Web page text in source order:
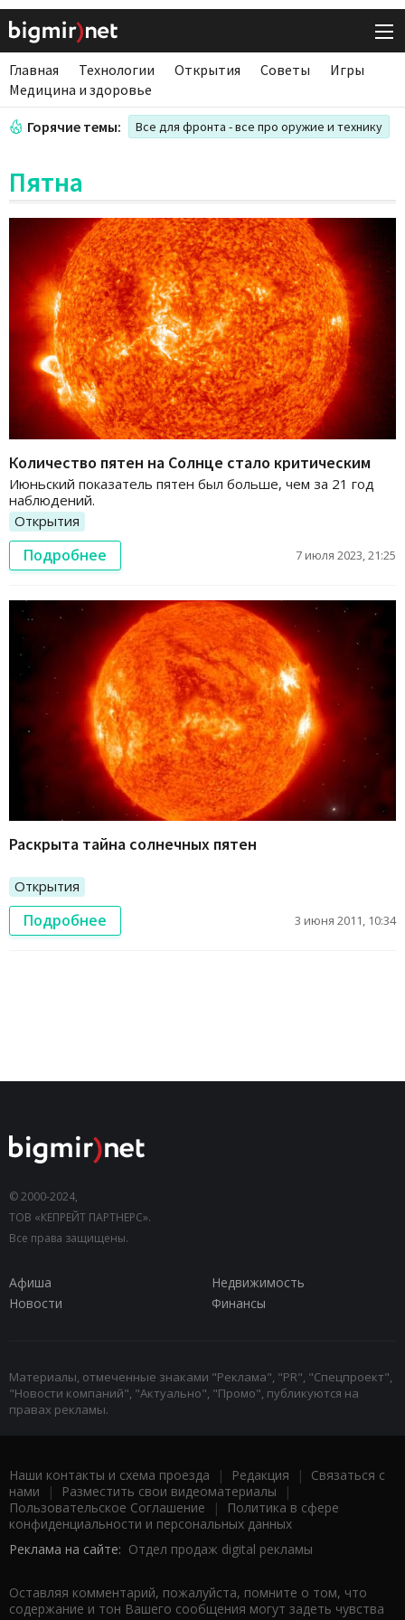
Главная Технологии Открытия Советы
Игры
Медицина и здоровье
Горячие темы: Все для фронта - все про оружие и технику
Пятна
Количество пятен на Солнце стало критическим
Июньский показатель пятен был больше, чем за 21 год
наблюдений.
Открытия
Подробнее 7 июля 2023, 21:25
Раскрыта тайна солнечных пятен
Открытия
Подробнее 3 июня 2011, 10:34
© 2000-2024,
ТОВ «КЕПРЕЙТ ПАРТНЕРС».
Все права защищены.
Афиша
Недвижимость
Новости
Финансы
Материалы, отмеченные знаками "Реклама", "PR", "Спецпроект",
"Новости компаний", "Актуально", "Промо", публикуются на
правах рекламы.
Наши контакты и схема проезда | Редакция | Связаться с
нами | Разместить свои видеоматериалы |
Пользовательское Соглашение |
Политика в сфере
конфиденциальности и персональных данных
Реклама на сайте: Отдел продаж digital рекламы
Оставляя комментарий, пожалуйста, помните о том, что
содержание и тон Вашего сообщения могут задеть чувства